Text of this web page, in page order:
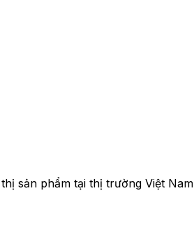
sản phẩm tại thị trường Việt Nam